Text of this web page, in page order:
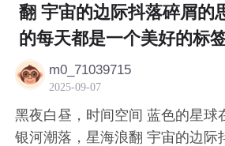
翻 宇宙的边际抖落碎屑的
的每天都是一个美好的标签
m0_71039715
2025-09-07
黑夜白昼，时间空间 蓝色的星球
银河潮落，星海浪翻 宇宙的边际